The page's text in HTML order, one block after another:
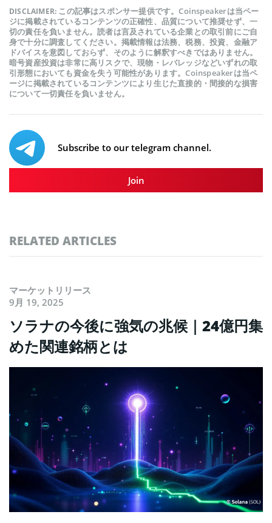
DISCLAIMER: この記事はスポンサー提供です。Coinspeakerは当ペー
ジに掲載されているコンテンツの正確性、品質について推奨せず、一
切の責任を負いません。読者は言及されている企業との取引前にご自
身で十分に調査してください。掲載情報は法務、税務、投資、金融ア
ドバイスを意図しておらず、そのように解釈すべきではありません。
暗号資産投資は非常に高リスクで、現物・レバレッジなどいずれの取
引形態においても資金を失う可能性があります。Coinspeakerは当ペ
ージに掲載されているコンテンツにより生じた直接的・間接的な損害
について一切責任を負いません。
Subscribe to our telegram channel.
Join
RELATED ARTICLES
マーケットリリース
9月 19, 2025
ソラナの今後に強気の兆候｜24億円集
めた関連銘柄とは